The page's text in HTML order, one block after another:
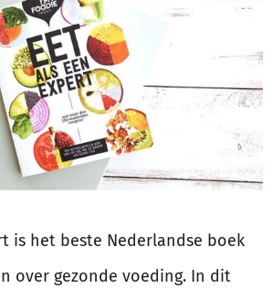
is het beste Nederlandse boek
over gezonde voeding. In dit